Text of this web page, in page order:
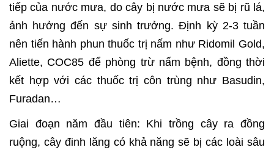
tiếp của nước mưa, do cây bị nước mưa sẽ bị rũ lá,
ảnh hưởng đến sự sinh trưởng. Định kỳ 2-3 tuần
nên tiến hành phun thuốc trị nấm như Ridomil Gold,
Aliette, COC85 để phòng trừ nấm bệnh, đồng thời
kết hợp với các thuốc trị côn trùng như Basudin,
Furadan…
Giai đoạn năm đầu tiên: Khi trồng cây ra đồng
ruộng, cây đinh lăng có khả năng sẽ bị các loài sâu